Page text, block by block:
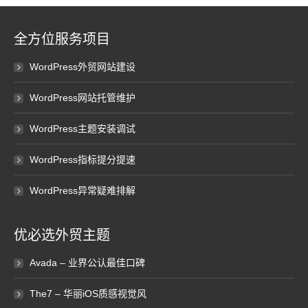
全方位服务项目
WordPress外贸网站建设
WordPress网站托管维护
WordPress主题安装调试
WordPress指标提分提速
WordPress异常疑难排解
优必选外贸主题
Avada – 业界公认最佳口碑
The7 – 华丽iOS质感视觉风